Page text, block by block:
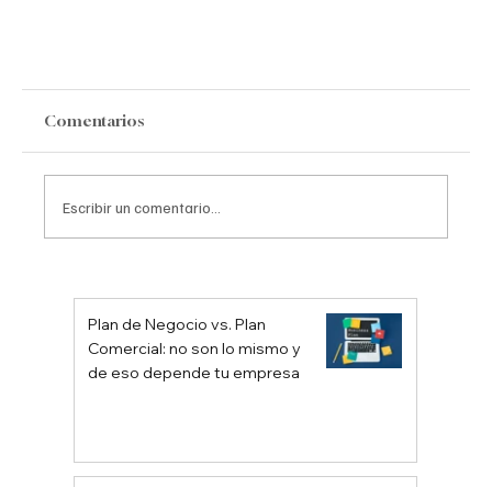
No Pretendo ser Philip Parte II … La
Comentarios
Escribir un comentario...
Plan de Negocio vs. Plan
Comercial: no son lo mismo y
de eso depende tu empresa